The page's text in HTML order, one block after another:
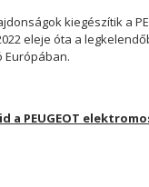
kiegészítik a
eleje óta a
Európában.
a PEUGEOT